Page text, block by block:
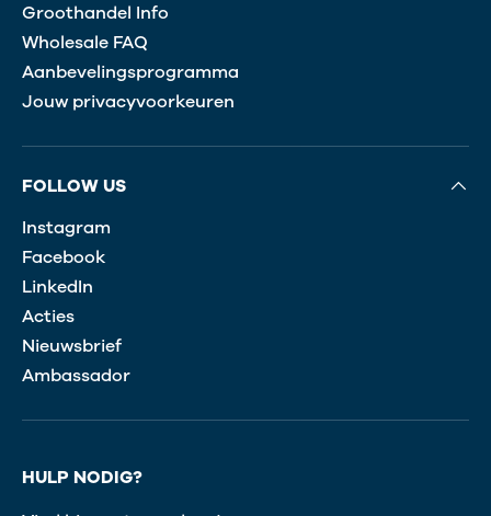
Groothandel Info
Wholesale FAQ
Aanbevelingsprogramma
Jouw privacyvoorkeuren
FOLLOW US
Instagram
Facebook
LinkedIn
Acties
Nieuwsbrief
Ambassador
HULP NODIG?